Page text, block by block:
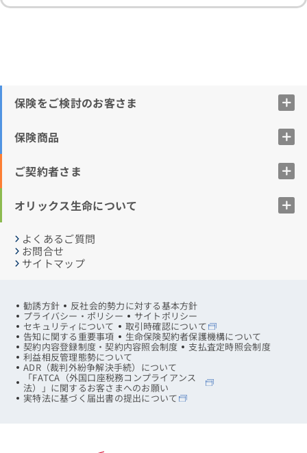
保険をご検討のお客さま
保険商品
ご契約者さま
オリックス生命について
よくあるご質問
お問合せ
サイトマップ
勧誘方針 反社会的勢力に対する基本方針
プライバシー・ポリシー サイトポリシー
セキュリティについて 取引時確認について
告知に関する重要事項 生命保険契約者保護機構について
契約内容登録制度・契約内容照会制度 支払査定時照会制度
利益相反管理態勢について
ADR（裁判外紛争解決手続）について
「FATCA（外国口座税務コンプライアンス
法）」に関するお客さまへのお願い
実特法に基づく届出書の提出について